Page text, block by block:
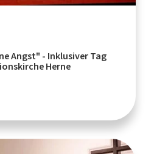
Angst" - Inklusiver Tag
Herne